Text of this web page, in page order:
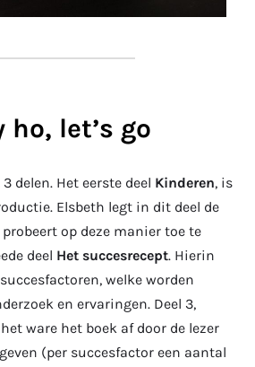
ho, let’s go
delen. Het eerste deel Kinderen, is
Elsbeth legt in dit deel de
probeert op deze manier toe te
deel Het succesrecept. Hierin
welke worden
en ervaringen. Deel 3,
ware het boek af door de lezer
(per succesfactor een aantal